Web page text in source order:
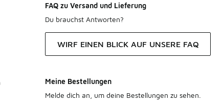
FAQ zu Versand und Lieferung
Du brauchst Antworten?
WIRF EINEN BLICK AUF UNSERE FAQ
Meine Bestellungen
Melde dich an, um deine Bestellungen zu sehen.